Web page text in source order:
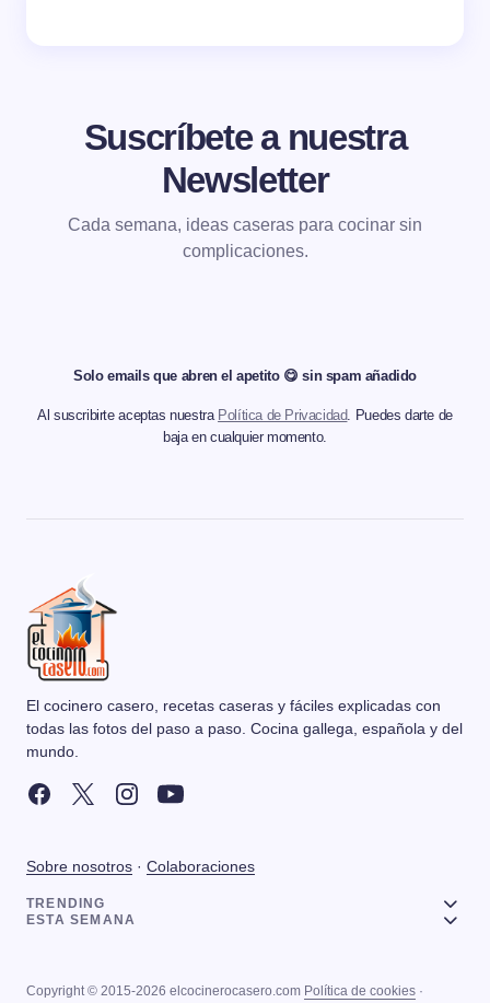
Suscríbete a nuestra
Newsletter
Cada semana, ideas caseras para cocinar sin
complicaciones.
Solo emails que abren el apetito 😋 sin spam añadido
Al suscribirte aceptas nuestra Política de Privacidad. Puedes darte de
baja en cualquier momento.
El cocinero casero, recetas caseras y fáciles explicadas con
todas las fotos del paso a paso. Cocina gallega, española y del
mundo.
Sobre nosotros · Colaboraciones
TRENDING
ESTA SEMANA
Copyright © 2015-2026 elcocinerocasero.com Política de cookies ·